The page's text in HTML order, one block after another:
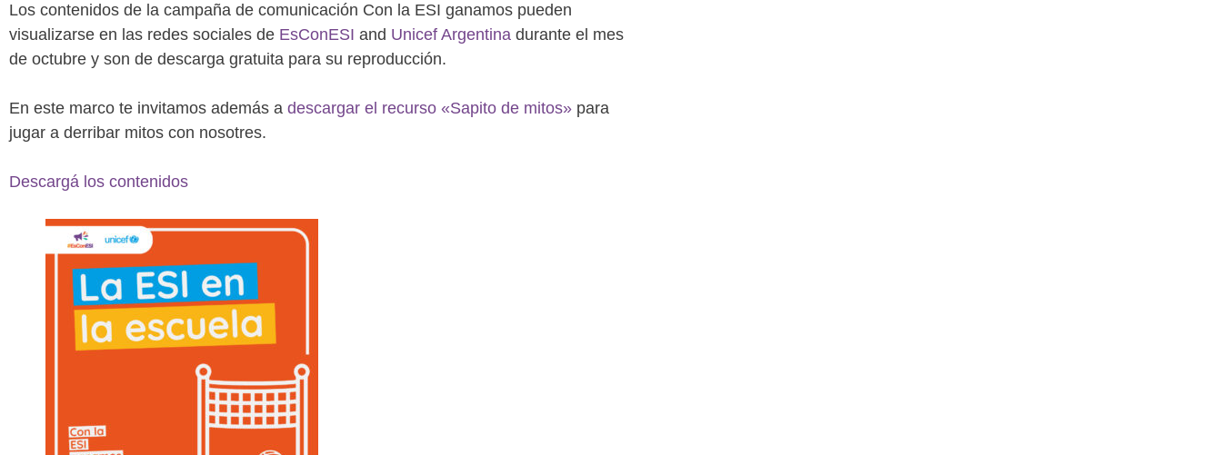
Los contenidos de la campaña de comunicación Con la ESI ganamos pueden
visualizarse en las redes sociales de EsConESI and Unicef Argentina durante el mes
de octubre y son de descarga gratuita para su reproducción.
En este marco te invitamos además a descargar el recurso «Sapito de mitos» para
jugar a derribar mitos con nosotres.
Descargá los contenidos